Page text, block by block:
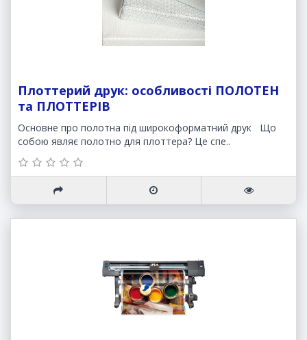
Плоттерий друк: особливості ПОЛОТЕН
та ПЛОТТЕРІВ
Основне про полотна під широкоформатний друк Що
собою являє полотно для плоттера? Це спе..